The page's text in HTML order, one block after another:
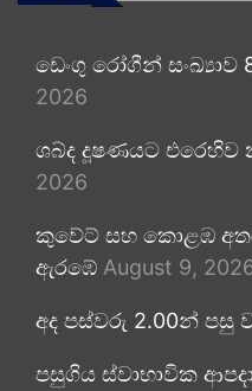
ඩෙංගු රෝගීන් සංඛ්‍යාව
2026
ශබ්ද දූෂණයට එරෙහිව
2026
කුවේට් සහ කොළඹ
ඇරඹේ August 9,
අද පස්වරු 2.00න් පසු
පසුගිය ස්වාභාවික